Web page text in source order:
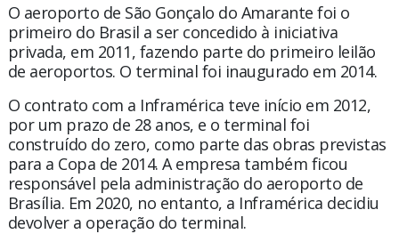
O aeroporto de São Gonçalo do Amarante foi o
primeiro do Brasil a ser concedido à iniciativa
privada, em 2011, fazendo parte do primeiro leilão
de aeroportos. O terminal foi inaugurado em 2014.
O contrato com a Inframérica teve início em 2012,
por um prazo de 28 anos, e o terminal foi
construído do zero, como parte das obras previstas
para a Copa de 2014. A empresa também ficou
responsável pela administração do aeroporto de
Brasília. Em 2020, no entanto, a Inframérica decidiu
devolver a operação do terminal.